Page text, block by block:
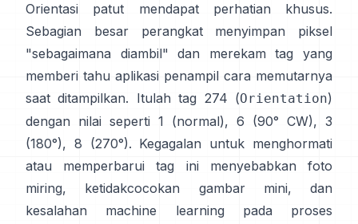
Orientasi patut mendapat perhatian khusus.
Sebagian besar perangkat menyimpan piksel
"sebagaimana diambil" dan merekam tag yang
memberi tahu aplikasi penampil cara memutarnya
saat ditampilkan. Itulah tag 274 (Orientation)
dengan nilai seperti 1 (normal), 6 (90° CW), 3
(180°), 8 (270°). Kegagalan untuk menghormati
atau memperbarui tag ini menyebabkan foto
miring, ketidakcocokan gambar mini, dan
kesalahan machine learning pada proses